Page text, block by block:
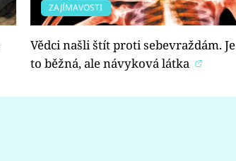
ZAJÍMAVOSTI
Vědci našli štít proti sebevraždám. Je
to běžná, ale návyková látka